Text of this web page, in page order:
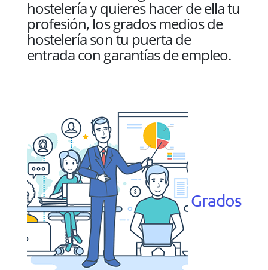
hostelería y quieres hacer de ella tu
profesión, los grados medios de
hostelería son tu puerta de
entrada con garantías de empleo.
Grados